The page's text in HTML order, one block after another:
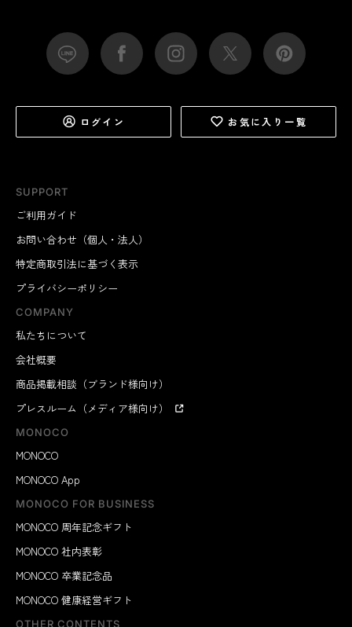
SUPPORT
ご利用ガイド
お問い合わせ（個人・法人）
特定商取引法に基づく表示
プライバシーポリシー
COMPANY
私たちについて
会社概要
商品掲載相談（ブランド様向け）
プレスルーム（メディア様向け）
MONOCO
MONOCO
MONOCO App
MONOCO FOR BUSINESS
MONOCO 周年記念ギフト
MONOCO 社内表彰
MONOCO 卒業記念品
MONOCO 健康経営ギフト
OTHER CONTENTS
ログイン お気に入り一覧